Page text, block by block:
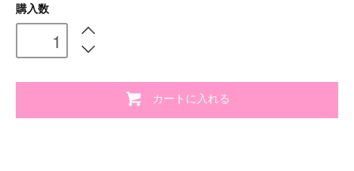
購入数
カートに入れる